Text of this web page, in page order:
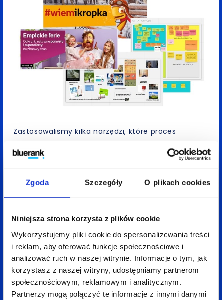
Zgoda Szczegóły O plikach cookies
Niniejsza strona korzysta z plików cookie
Wykorzystujemy pliki cookie do spersonalizowania treści
i reklam, aby oferować funkcje społecznościowe i
analizować ruch w naszej witrynie. Informacje o tym, jak
korzystasz z naszej witryny, udostępniamy partnerom
społecznościowym, reklamowym i analitycznym.
Partnerzy mogą połączyć te informacje z innymi danymi
Zastosowaliśmy kilka narzędzi, które proces
by nie tylko pracować technikami podczas
Uczestników tych technik – tak, by mogli
je stosować w swoich codziennych wyzwaniach
biznesowych.
Finalnie wypracowaliśmy ok. 30 rozwiązań,
pomysłów działań w obszarze PR i komunikacji.
Dwa wiodące pomysły dopracowaliśmy, określając
szczegółowo cel, grupę docelową, kanały
komunikacji i key messages.